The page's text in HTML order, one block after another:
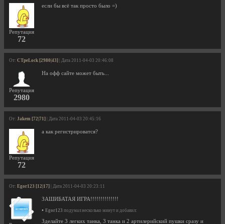
Репутация
72
если бы всё так просто было =)
От: CTpeLock [2980|43] | Дата 2011-04-03 20:46:08
Репутация
2980
На офф сайте может быть...
От: Jakem [72|71] | Дата 2011-04-03 20:45:16
Репутация
72
а как регистрироватся?
От: Egor123 [12|17] | Дата 2011-04-03 20:23:11
ЗАШИБАТАЯ ИГРА!!!!!!!!!!!!!!
• Egor123 подумал несколько минут и добавил:
Зделайте 3 легких танка, 3 танка и 2 артилерийский пушки сразу и